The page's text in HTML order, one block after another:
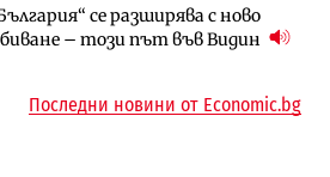
се разширява с ново
– този път във Видин
вече зависят от
власт за 75% от
е лидер при технологичните
и системните интегратори
Последни новини от Economic.bg